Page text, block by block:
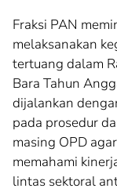
Fraksi PAN
melaksanakan
tertuang dalam
Bara Tahun
dijalankan
pada prosedur
masing OPD
memahami
lintas sektoral